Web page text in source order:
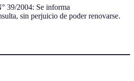
39/2004: Se informa
sin perjuicio de poder renovarse.